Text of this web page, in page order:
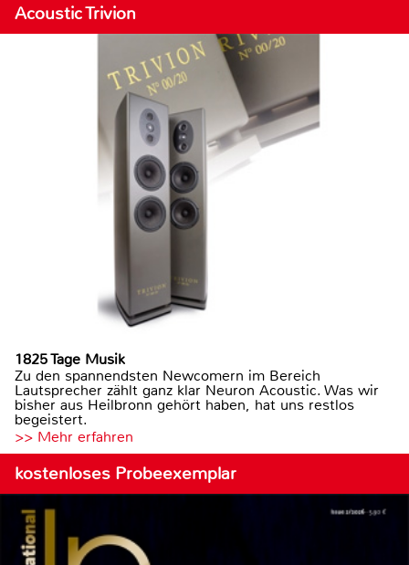
Acoustic Trivion
1825 Tage Musik
Zu den spannendsten Newcomern im Bereich
Lautsprecher zählt ganz klar Neuron Acoustic. Was wir
bisher aus Heilbronn gehört haben, hat uns restlos
begeistert.
>> Mehr erfahren
kostenloses Probeexemplar